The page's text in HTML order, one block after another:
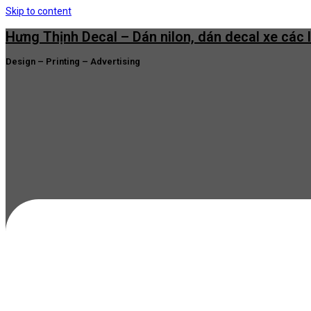
Skip to content
Hưng Thịnh Decal – Dán nilon, dán decal xe các
Design – Printing – Advertising